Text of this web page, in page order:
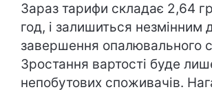
Зараз тарифи складає 2,64
год, і залишиться незмінним
завершення опалювального
Зростання вартості буде
непобутових споживачів.